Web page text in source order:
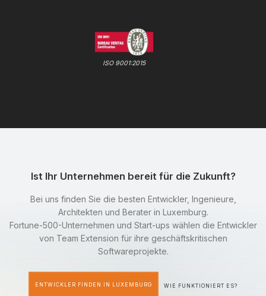
ISO 9001:2015
Ist Ihr Unternehmen bereit für die Zukunft?
Bei uns finden Sie die besten Entwickler, Ingenieure,
Architekten und Berater in Luxemburg.
Fortune-500-Unternehmen und Start-ups wählen die Entwickler
von Team Extension für ihre geschäftskritischen
Softwareprojekte.
ENTWICKLER FINDEN IN LUXEMBURG WIE FUNKTIONIERT ES?